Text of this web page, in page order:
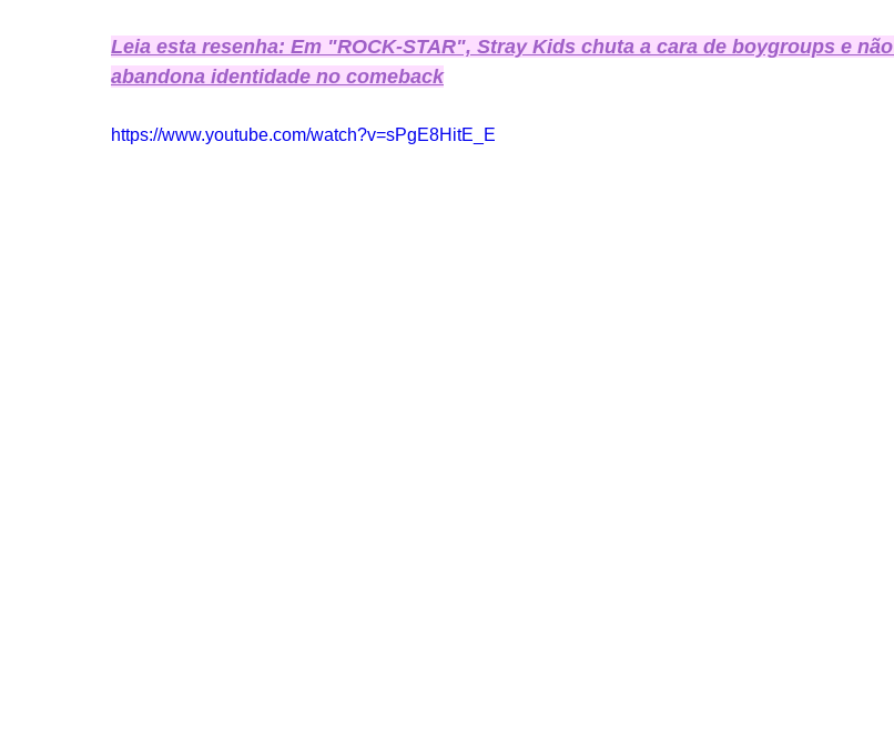
Leia esta resenha: Em "ROCK-STAR", Stray Kids chuta a cara de boygroups e não
abandona identidade no comeback
https://www.youtube.com/watch?v=sPgE8HitE_E